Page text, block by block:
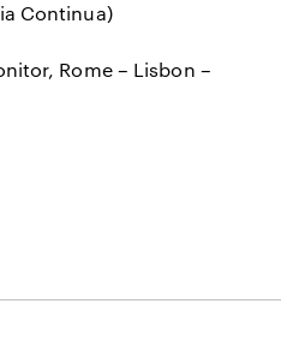
Continua)
Rome – Lisbon –